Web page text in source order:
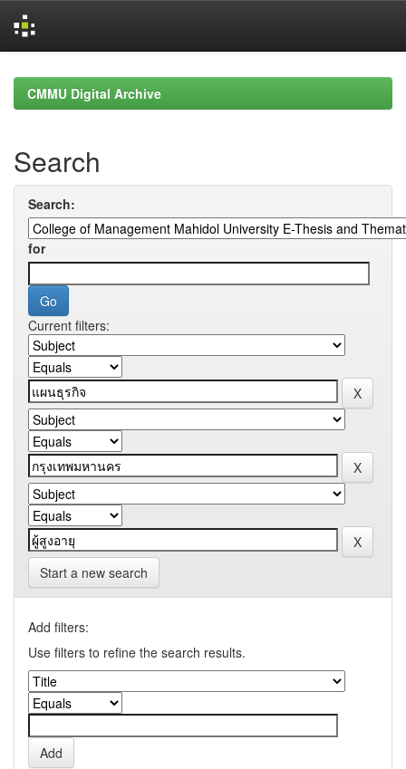
navigationCMMU Digital Archive
Search
Search:
for
Current filters:
Start a new search
Add filters:
Use filters to refine the search results.